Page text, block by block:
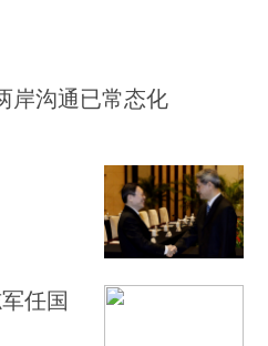
岸沟通已常态化
任国